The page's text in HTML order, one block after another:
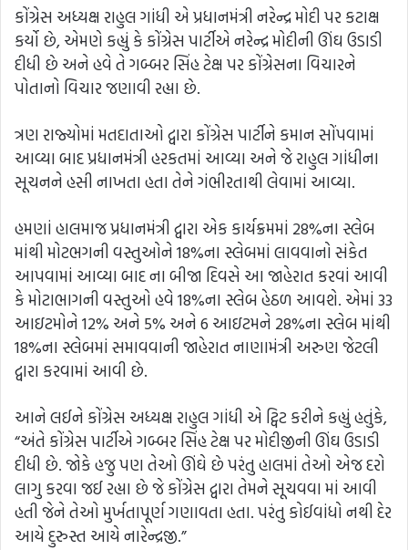
કોંગ્રેસ અધ્યક્ષ રાહુલ ગાંધી એ પ્રધાનમંત્રી નરેન્દ્ર મોદી પર કટાક્ષ
કર્યો છે, એમણે કહ્યું કે કોંગ્રેસ પાર્ટીએ નરેન્દ્ર મોદીની ઊંઘ ઉડાડી
દીધી છે અને હવે તે ગબ્બર સિંહ ટેક્ષ પર કોંગ્રેસના વિચારને
પોતાનો વિચાર જણાવી રહ્યા છે.
ત્રણ રાજ્યોમાં મતદાતાઓ દ્વારા કોંગ્રેસ પાર્ટીને કમાન સોંપવામાં
આવ્યા બાદ પ્રધાનમંત્રી હરકતમાં આવ્યા અને જે રાહુલ ગાંધીના
સૂચનને હસી નાખતા હતા તેને ગંભીરતાથી લેવામાં આવ્યા.
હમણાં હાલમાજ પ્રધાનમંત્રી દ્વારા એક કાર્યક્રમમાં 28%ના સ્લેબ
માંથી મોટભગની વસ્તુઓને 18%ના સ્લેબમાં લાવવાનો સંકેત
આપવામાં આવ્યા બાદ ના બીજા દિવસે આ જાહેરાત કરવાં આવી
કે મોટાભાગની વસ્તુઓ હવે 18%ના સ્લેબ હેઠળ આવશે. એમાં 33
આઇટમોને 12% અને 5% અને 6 આઇટમને 28%ના સ્લેબ માંથી
18%ના સ્લેબમાં સમાવવાની જાહેરાત નાણામંત્રી અરુણ જેટલી
દ્વારા કરવામાં આવી છે.
આને લઈને કોંગ્રેસ અધ્યક્ષ રાહુલ ગાંધી એ ટ્વિટ કરીને કહ્યું હતુંકે,
“અંતે કોંગ્રેસ પાર્ટીએ ગબ્બર સિંહ ટેક્ષ પર મોદીજીની ઊંઘ ઉડાડી
દીધી છે. જોકે હજુ પણ તેઓ ઊંઘે છે પરંતુ હાલમાં તેઓ એજ દરો
લાગુ કરવા જઈ રહ્યા છે જે કોંગ્રેસ દ્વારા તેમને સૂચવવા માં આવી
હતી જેને તેઓ મુર્ખતાપૂર્ણ ગણાવતા હતા. પરંતુ કોઈવાંધો નથી દેર
આયે દુરુસ્ત આયે નારેન્દ્રજી.”